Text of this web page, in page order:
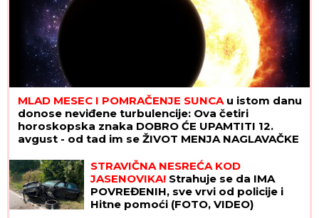
MLAD MESEC I POMRAČENJE SUNCAu istom danu
donose neviđene turbulencije: Ova četiri
horoskopska znaka DOBRO ĆE UPAMTITI 12.
avgust - od tad im se ŽIVOT MENJA NAGLAVAČKE
STRAVIČNA NESREĆA KOD
JASENOVIKA! Strahuje se da IMA
POVREĐENIH, sve vrvi od policije i
Hitne pomoći (FOTO, VIDEO)